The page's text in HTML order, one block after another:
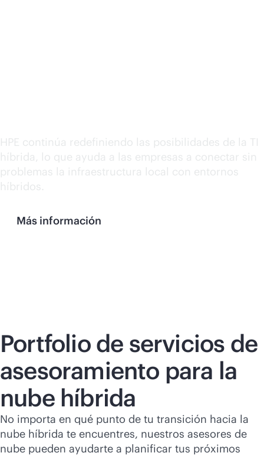
HPE continúa redefiniendo las posibilidades de la TI
híbrida, lo que ayuda a las empresas a conectar sin
problemas la infraestructura local con entornos
híbridos.
Más información
Portfolio de servicios de
asesoramiento para la
nube híbrida
No importa en qué punto de tu transición hacia la
nube híbrida te encuentres, nuestros asesores de
nube pueden ayudarte a planificar tus próximos